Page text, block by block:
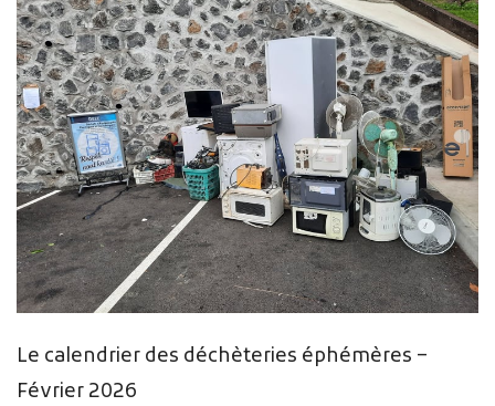
Le calendrier des déchèteries éphémères –
Février 2026